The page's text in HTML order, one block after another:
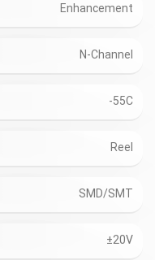
Enhancement
N-Channel
-55C
Reel
SMD/SMT
±20V